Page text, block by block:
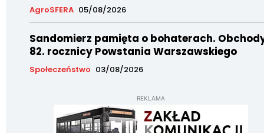
AgroSFERA 05/08/2026
Sandomierz pamięta o bohaterach.
82. rocznicy Powstania Warszawskiego
Społeczeństwo 03/08/2026
REKLAMA